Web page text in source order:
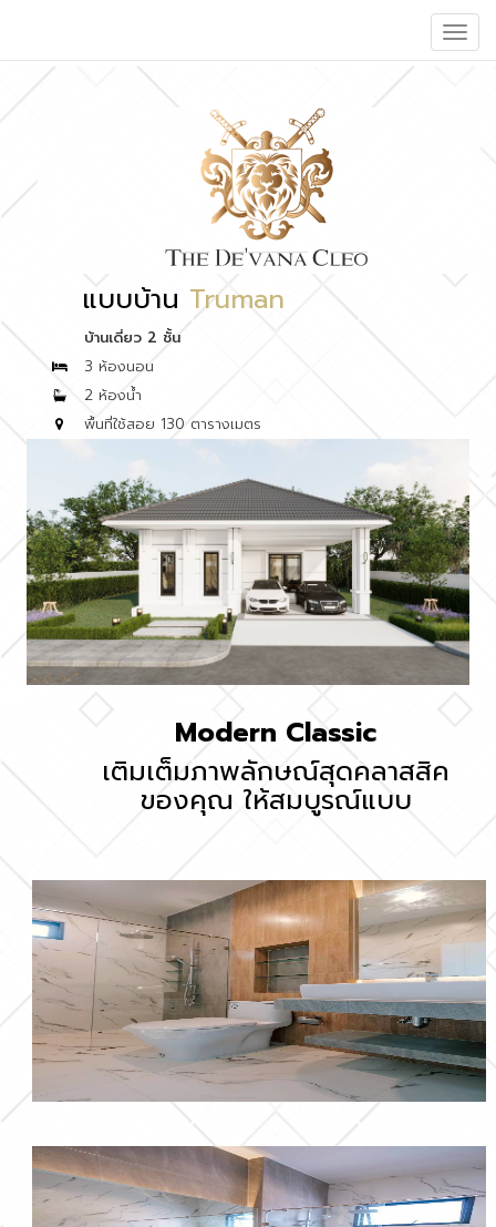
Toggle
แบบบ้าน Truman
บ้านเดี่ยว 2 ชั้น
3 ห้องนอน
2 ห้องน้ำ
พื้นที่ใช้สอย 130 ตารางเมตร
Modern Classic
เติมเต็มภาพลักษณ์สุดคลาสสิค
ของคุณ ให้สมบูรณ์แบบ